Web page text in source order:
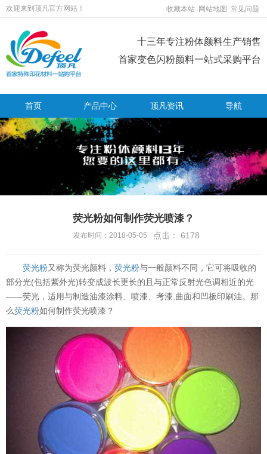
欢迎来到顶凡官方网站！ 收藏本站 网站地图 常见问题
十三年专注粉体颜料生产销售
首家变色闪粉颜料一站式采购平台
首页 产品中心 顶凡资讯 导航
荧光粉如何制作荧光喷漆？
发布时间：2018-05-05 点击： 6178
荧光粉又称为荧光颜料， 荧光粉与一般颜料不同，它可将吸收的
部分光(包括紫外光)转变成波长更长的且与正常反射光色调相近的光
——荧光，适用与制造油漆涂料、喷漆、考漆,曲面和凹板印刷油。那
么荧光粉如何制作荧光喷漆？